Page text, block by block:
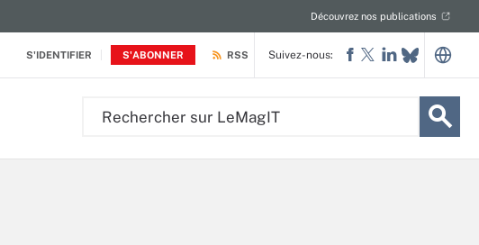
S'IDENTIFIER S'ABONNER
Découvrez nos publications
RSS Suivez-nous: